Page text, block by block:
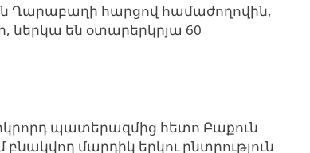
Ղարաբաղի հարցով համաժողովին,
ներկա են օտարերկրյա 60
պատերազմից հետո Բաքուն
մարդիկ երկու ընտրություն